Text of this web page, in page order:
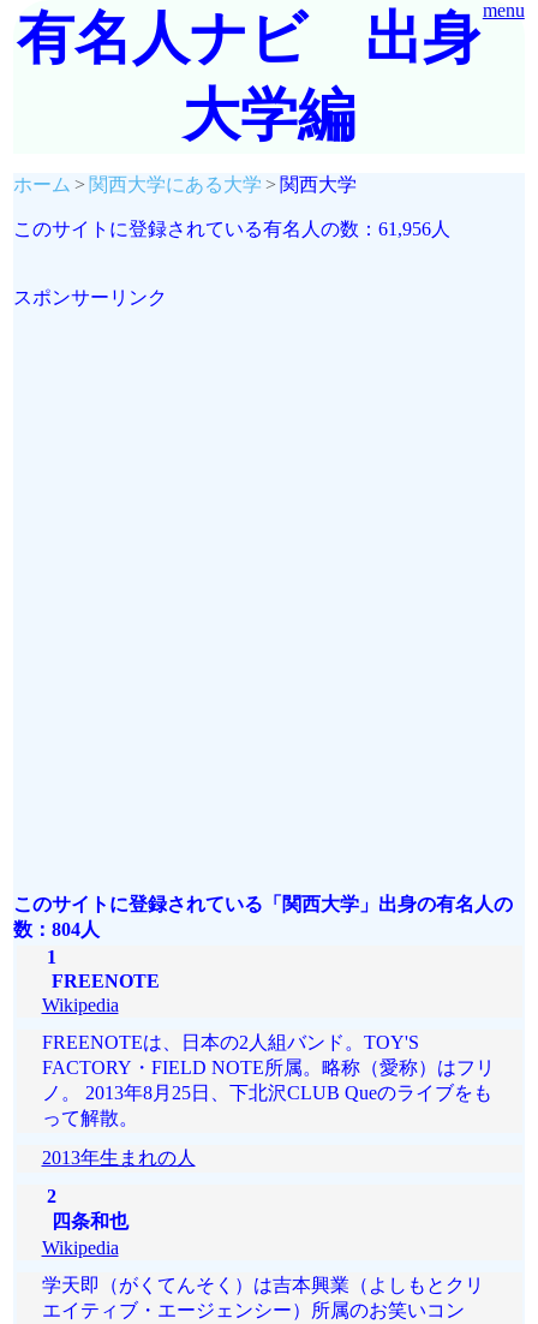
menu
有名人ナビ 出身
大学編
ホーム 関西大学にある大学 関西大学
このサイトに登録されている有名人の数：61,956人
スポンサーリンク
このサイトに登録されている「関西大学」出身の有名人の
数：804人
1
FREENOTE
Wikipedia
FREENOTEは、日本の2人組バンド。TOY'S
FACTORY・FIELD NOTE所属。略称（愛称）はフリ
ノ。 2013年8月25日、下北沢CLUB Queのライブをも
って解散。
2013年生まれの人
2
四条和也
Wikipedia
学天即（がくてんそく）は吉本興業（よしもとクリ
エイティブ・エージェンシー）所属のお笑いコン